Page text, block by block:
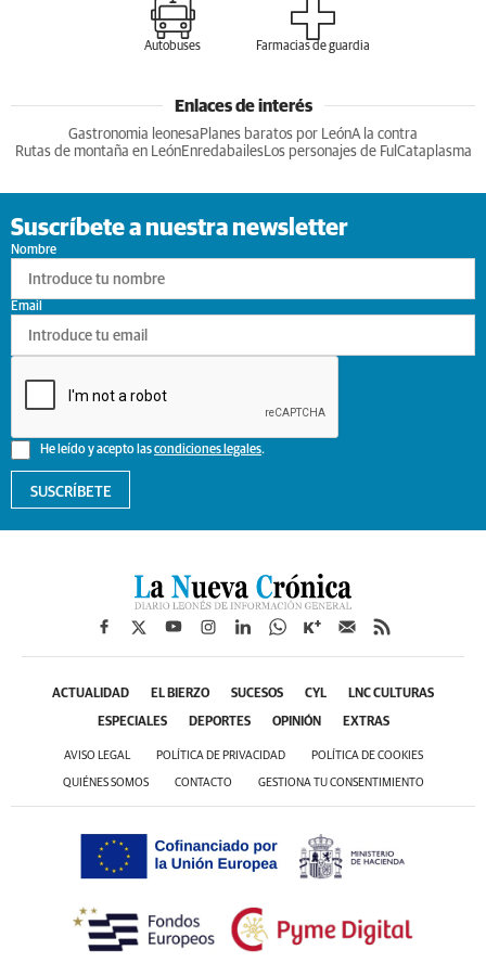
Autobuses Farmacias de guardia
Enlaces de interés
Gastronomia leonesa Planes baratos por LeónA la contra
Rutas de montaña en LeónEnredabailesLos personajes de Ful Cataplasma
Suscríbete a nuestra newsletter
Nombre
He leído y acepto lascondiciones legales.
Email
SUSCRÍBETE
ACTUALIDAD EL BIERZO SUCESOS CYL LNC CULTURAS
ESPECIALES DEPORTES OPINIÓN EXTRAS
AVISO LEGAL POLÍTICA DE PRIVACIDAD POLÍTICA DE COOKIES
QUIÉNES SOMOS CONTACTO GESTIONA TU CONSENTIMIENTO